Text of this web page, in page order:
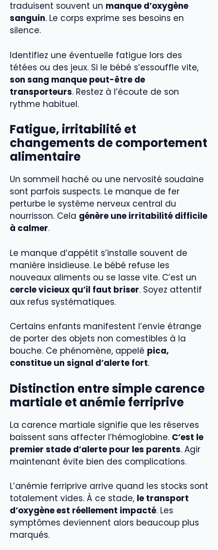
traduisent souvent un manque d’oxygène
sanguin. Le corps exprime ses besoins en
silence.
Identifiez une éventuelle fatigue lors des
tétées ou des jeux. Si le bébé s’essouffle vite,
son sang manque peut-être de
transporteurs. Restez à l’écoute de son
rythme habituel.
Fatigue, irritabilité et
changements de comportement
alimentaire
Un sommeil haché ou une nervosité soudaine
sont parfois suspects. Le manque de fer
perturbe le système nerveux central du
nourrisson. Cela génère une irritabilité difficile
à calmer.
Le manque d’appétit s’installe souvent de
manière insidieuse. Le bébé refuse les
nouveaux aliments ou se lasse vite. C’est un
cercle vicieux qu’il faut briser. Soyez attentif
aux refus systématiques.
Certains enfants manifestent l’envie étrange
de porter des objets non comestibles à la
bouche. Ce phénomène, appelé pica,
constitue un signal d’alerte fort.
Distinction entre simple carence
martiale et anémie ferriprive
La carence martiale signifie que les réserves
baissent sans affecter l’hémoglobine. C’est le
premier stade d’alerte pour les parents. Agir
maintenant évite bien des complications.
L’anémie ferriprive arrive quand les stocks sont
totalement vides. À ce stade, le transport
d’oxygène est réellement impacté. Les
symptômes deviennent alors beaucoup plus
marqués.